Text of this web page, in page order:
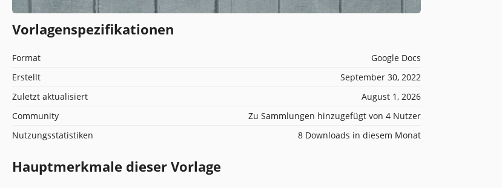
Vorlagenspezifikationen
Format
Google Docs
Erstellt
September 30, 2022
Zuletzt aktualisiert
August 1, 2026
Community
Zu Sammlungen hinzugefügt von 4 Nutzer
Nutzungsstatistiken
8 Downloads in diesem Monat
Hauptmerkmale dieser Vorlage